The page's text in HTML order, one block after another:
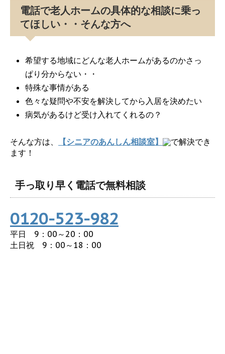
電話で老人ホームの具体的な相談に乗っ
てほしい・・そんな方へ
希望する地域にどんな老人ホームがあるのかさっ
ぱり分からない・・
特殊な事情がある
色々な疑問や不安を解決してから入居を決めたい
病気があるけど受け入れてくれるの？
そんな方は、 【シニアのあんしん相談室】
で解決でき
ます！
手っ取り早く電話で無料相談
0120-523-982
平日 9：00～20：00
土日祝 9：00～18：00